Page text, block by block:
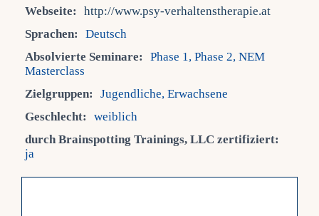
Webseite:
http://www.psy-verhaltenstherapie.at
Sprachen:
Deutsch
Absolvierte Seminare:
Phase 1, Phase 2, NEM
Masterclass
Zielgruppen:
Jugendliche, Erwachsene
Geschlecht:
weiblich
durch Brainspotting Trainings, LLC zertifiziert:
ja